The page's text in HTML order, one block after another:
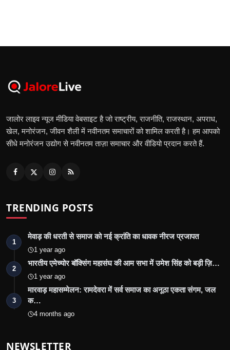
जालोर लाइव न्यूज मीडिया वेबसाइट है जो राष्ट्रीय, राजनीति, राजस्थान, अपराध,
खेल, मनोरंजन, जीवन शैली में नवीनतम समाचारों को शामिल करती है। हम आपको
सीधे मनोरंजन उद्योग से नवीनतम ताज़ा समाचार और वीडियो प्रदान करते हैं.
TRENDING POSTS
1
मेवाड़ की धरती से समाज को नई क्रांति का धावक नीरज प्रजापत
1 year ago
2
भारतीय एमेच्योर बॉक्सिंग महासंघ की आम सभा में उमेश सिंह को बड़ी ज़ि…
1 year ago
3
मारवाड़ महासम्मेलन: रामदेवरा में सर्व समाज का अनूठा एकता संगम, जल
क…
4 months ago
NEWSLETTER